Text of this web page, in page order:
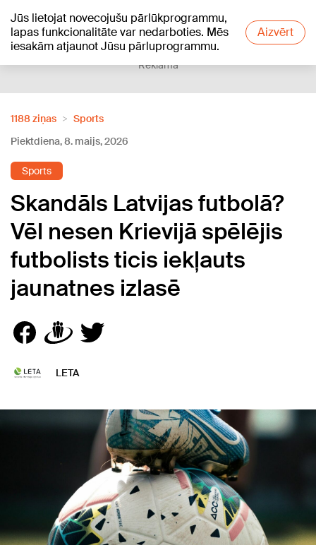
Jūs lietojat novecojušu pārlūkprogrammu,
lapas funkcionalitāte var nedarboties. Mēs
iesakām atjaunot Jūsu pārluprogrammu.
Aizvērt
+20°C
Reklāma
1188 ziņas
Sports
Piektdiena, 8. maijs, 2026
Sports
Skandāls Latvijas futbolā?
Vēl nesen Krievijā spēlējis
futbolists ticis iekļauts
jaunatnes izlasē
LETA